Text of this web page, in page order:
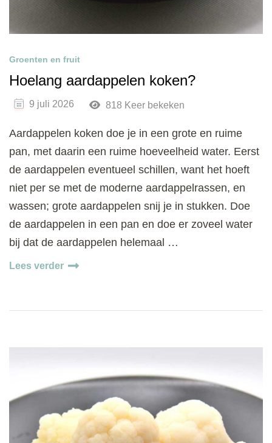
Groenten en fruit
Hoelang aardappelen koken?
9 juli 2026 818 Keer bekeken
Aardappelen koken doe je in een grote en ruime
pan, met daarin een ruime hoeveelheid water. Eerst
de aardappelen eventueel schillen, want het hoeft
niet per se met de moderne aardappelrassen, en
wassen; grote aardappelen snij je in stukken. Doe
de aardappelen in een pan en doe er zoveel water
bij dat de aardappelen helemaal …
Lees verder